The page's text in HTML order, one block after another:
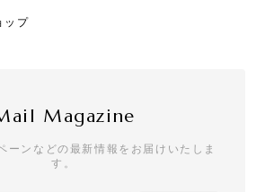
ップ
Magazine
ーンなどの最新情報をお届けいたしま
す。